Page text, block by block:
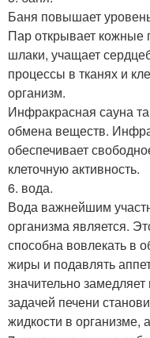
Баня повышает
Пар открывает кожные
шлаки, учащает
процессы в тканях и
организм.
Инфракрасная сауна
обмена веществ.
обеспечивает
клеточную активность.
6. вода.
Вода важнейшим
организма является.
способна вовлекать в
жиры и подавлять
значительно
задачей печени
жидкости в организме,